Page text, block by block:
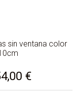
sin ventana color
€